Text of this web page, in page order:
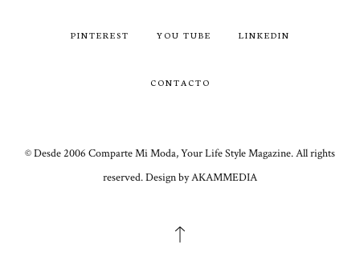
PINTEREST YOU TUBE LINKEDIN
CONTACTO
© Desde 2006 Comparte Mi Moda, Your Life Style Magazine. All rights
reserved. Design by AKAMMEDIA